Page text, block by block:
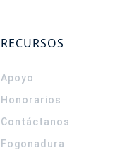
RECURSOS
Apoyo
Honorarios
Contáctanos
Fogonadura